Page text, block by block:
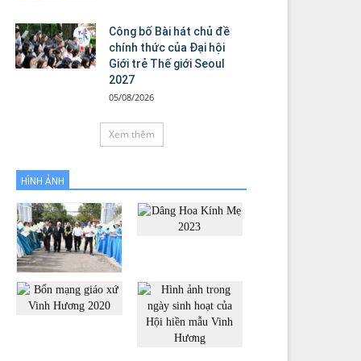
Công bố Bài hát chủ đề
chính thức của Đại hội
Giới trẻ Thế giới Seoul
2027
05/08/2026
Xem thêm
HÌNH ẢNH